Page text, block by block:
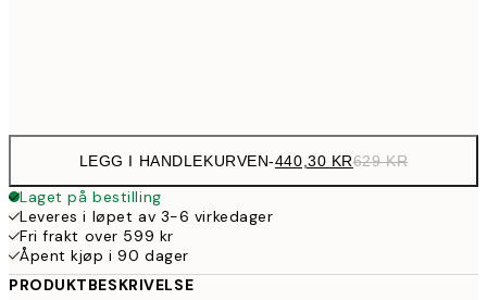
LEGG I HANDLEKURVEN-440,30 KR629 KR
Laget på bestilling
Leveres i løpet av 3-6 virkedager
Fri frakt over 599 kr
Åpent kjøp i 90 dager
PRODUKTBESKRIVELSE